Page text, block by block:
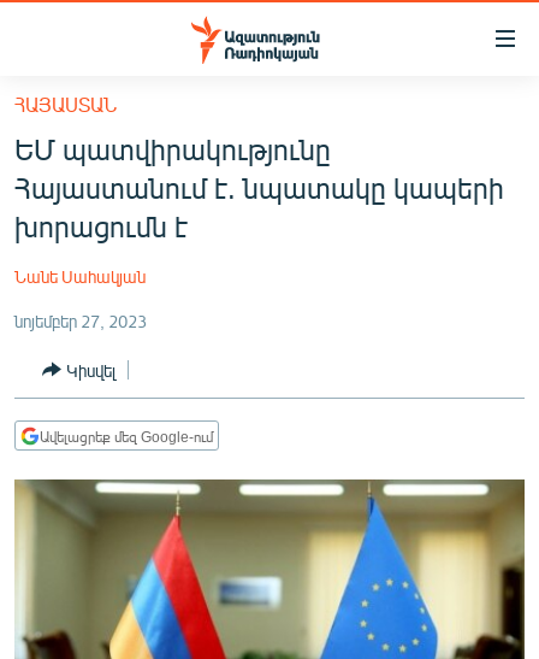
Մատչելիության
հիմնական
բովանդակությանը
Անցնել
հիմնական
մենյուին
ՀԱՅԱՍՏԱՆ
ՔԱՂԱՔԱԿԱՆ
ՏՆՏԵՍՈՒԹՅՈՒՆ
ՂԱՐԱԲԱՂ
ՏԱՐԱԾԱՇՐՋԱՆ
ՄԻՋԱԶԳԱՅԻՆ
ՍՊՈՐՏ
ՀԱՅԱՍՏԱՆ
ԵՄ պատվիրակությունը
Հայաստանում է. նպատակը կապերի
խորացումն է
Նանե Սահակյան
նոյեմբեր 27, 2023
Կիսվել
Ավելացրեք մեզ Google-ում